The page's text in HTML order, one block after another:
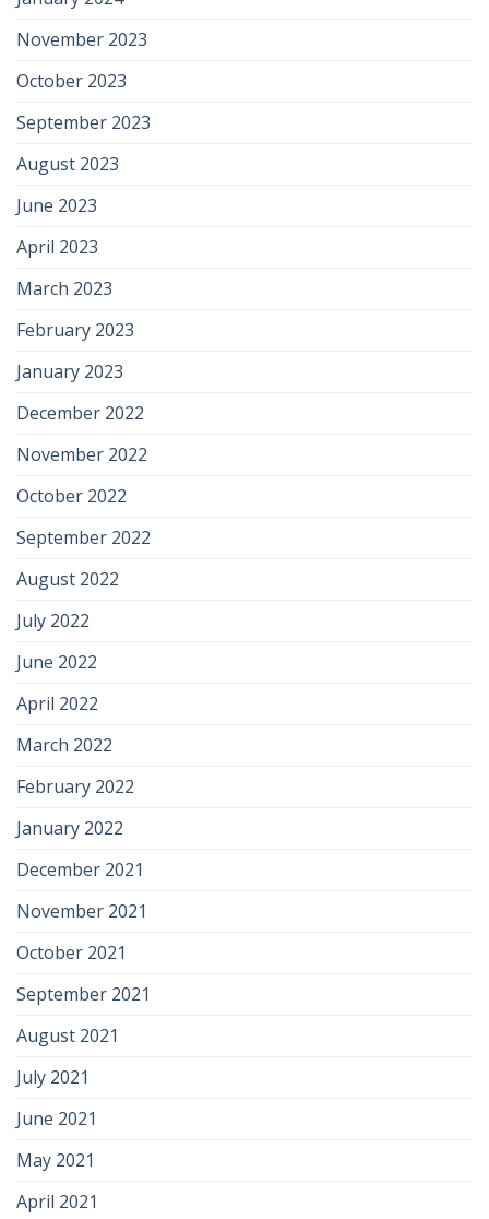
November 2023
October 2023
September 2023
August 2023
June 2023
April 2023
March 2023
February 2023
January 2023
December 2022
November 2022
October 2022
September 2022
August 2022
July 2022
June 2022
April 2022
March 2022
February 2022
January 2022
December 2021
November 2021
October 2021
September 2021
August 2021
July 2021
June 2021
May 2021
April 2021